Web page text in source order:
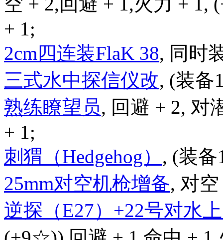
+ 1;
2cm四连装FlaK 38, 同时
三式水中探信仪改, (装备
熟练瞭望员, 回避 + 2, 对
+ 1;
刺猬（Hedgehog） , (装备
25mm对空机枪增备, 对
逆探（E27）+22号对水